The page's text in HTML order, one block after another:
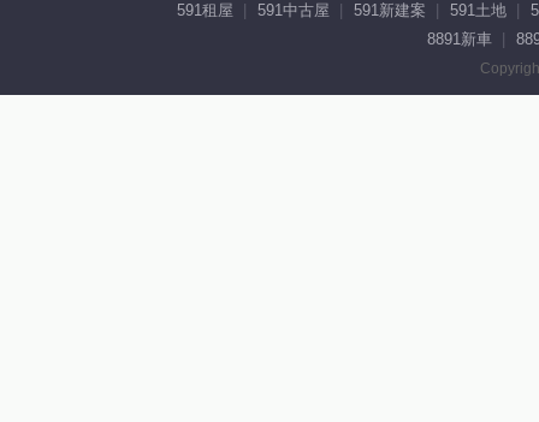
591租屋 591中古屋 591新建案 591土地
8891新車